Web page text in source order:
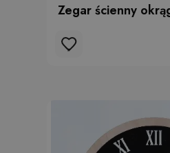
Zegar ścienny